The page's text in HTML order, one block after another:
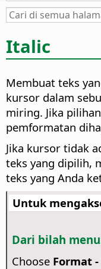
Italic
Membuat teks
kursor dalam
miring. Jika
pemformatan
Jika kursor tidak
teks yang dipilih,
teks yang Anda
Untuk
Dari bilah
Choose Format